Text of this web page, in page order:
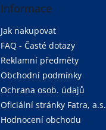
Informace
Jak nakupovat
FAQ - Časté dotazy
Reklamní předměty
Obchodní podmínky
Ochrana osob. údajů
Oficiální stránky Fatra, a.s.
Hodnocení obchodu